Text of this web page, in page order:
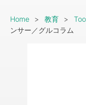
Home 教育
ンサー／グルコラム